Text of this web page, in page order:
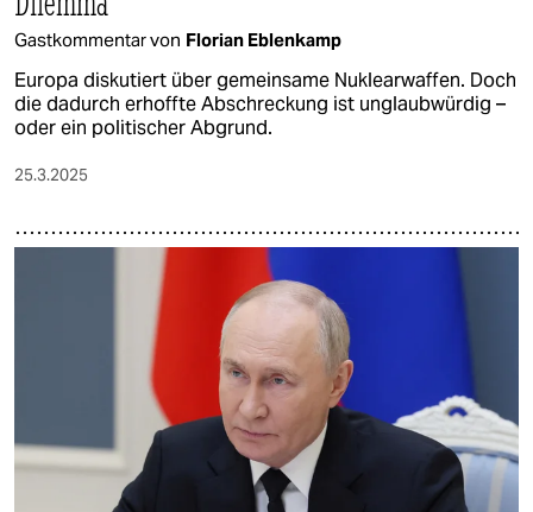
Gastkommentar von Florian Eblenkamp
Europa diskutiert über gemeinsame Nuklearwaffen. Doch
die dadurch erhoffte Abschreckung ist unglaubwürdig –
oder ein politischer Abgrund.
25.3.2025